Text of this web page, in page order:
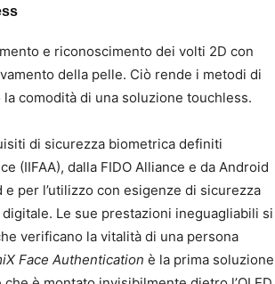
e riconoscimento dei volti 2D con
della pelle. Ciò rende i metodi di
comodità di una soluzione touchless.
di sicurezza biometrica definiti
(IIFAA), dalla FIDO Alliance e da Android
per l’utilizzo con esigenze di sicurezza
Le sue prestazioni ineguagliabili si
verificano la vitalità di una persona
Face Authentication è la prima soluzione